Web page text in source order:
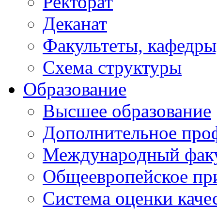
Деканат
Факультеты,
Схема структуры
Образование
Высшее образование
Дополнительное
Международный
Общеевропейское
Система оценки